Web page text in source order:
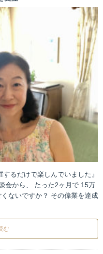
るだけで楽しんでいました』
会から、 たった2ヶ月で 15万
ないですか？ その偉業を達成
む